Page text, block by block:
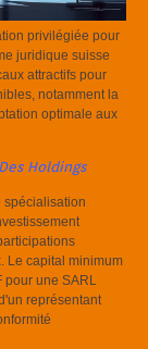
privilégiée pour
juridique suisse
attractifs pour
notamment la
optimale aux
Holdings
spécialisation
Le capital minimum
pour une SARL
représentant